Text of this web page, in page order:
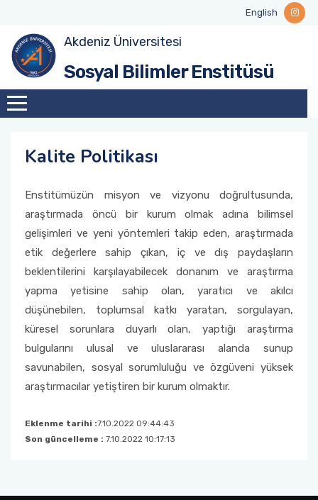
English
Akdeniz Üniversitesi
Sosyal Bilimler Enstitüsü
Kalite Politikası
Enstitümüzün misyon ve vizyonu doğrultusunda,
araştırmada öncü bir kurum olmak adına bilimsel
gelişimleri ve yeni yöntemleri takip eden, araştırmada
etik değerlere sahip çıkan, iç ve dış paydaşların
beklentilerini karşılayabilecek donanım ve araştırma
yapma yetisine sahip olan, yaratıcı ve akılcı
düşünebilen, toplumsal katkı yaratan, sorgulayan,
küresel sorunlara duyarlı olan, yaptığı araştırma
bulgularını ulusal ve uluslararası alanda sunup
savunabilen, sosyal sorumluluğu ve özgüveni yüksek
araştırmacılar yetiştiren bir kurum olmaktır.
Eklenme tarihi :7.10.2022 09:44:43
Son güncelleme : 7.10.2022 10:17:13
Enstitü Hakkında
Yönetim
Enstitü Kurulu
Enstitü Komisyonları
Enstitü Kalite Kurulu Üyeleri
Akademik Personel
İdari Personel
Anabilim Dalları
Enstitümüz Lisansüstü Programlar
Tezli Yüksek Lisans Programlarımız
Tezsiz Yüksek Lisans Programlarımız
Akademik Takvim
Dersler Kataloğu
Doktora Öğrencileri İçin Yayın Şartı
Tez İşlemleri
Yönetmelik
Tezli Yüksek Lisans Süreci
Doktora Süreci
Tezli Yüksek Lisans Formları
Tezsiz Yüksek Lisans Formları
Misyon ve Vizyon
Kalite Politikası
Kurumsal Değerlendirme Raporları
Toplumsal Duyarlılık ve Katkı Koordinatörlüğü
Projeler
Tamamlanan Projeler
Kariyer Temsilcisi
Mezun Bilgi Sistemi
Etkinlikler
Talep, Şikayet, Öneri
Enstitü Müdürüne Soru Sor
TÜBİTAK Lisansüstü Bursları
YÖK 100/2000 Doktora Bursları